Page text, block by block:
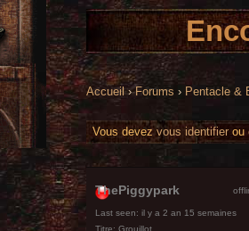
Accueil›Forums › Pentacle &
Vous devez vous identifier ou
ThePiggypark
Last seen: il y a 2 an 15 semaines
Titre: Grouillot